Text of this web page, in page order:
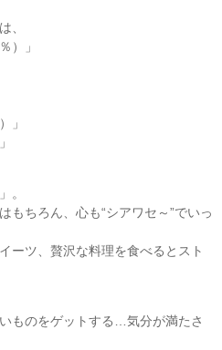
、
）」
」
。
もちろん、心も“シアワセ～”でいっ
ーツ、贅沢な料理を食べるとスト
ものをゲットする…気分が満たさ